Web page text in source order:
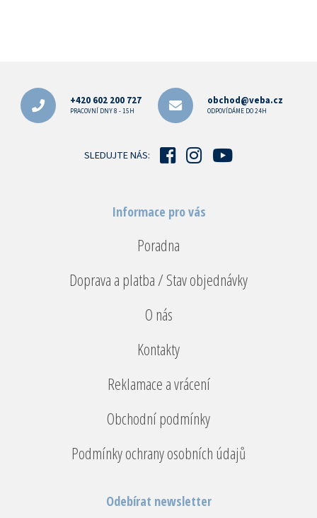
+420 602 200 727
PRACOVNÍ DNY 8 - 15H
obchod@veba.cz
ODPOVÍDÁME DO 24H
SLEDUJTE NÁS:
Informace pro vás
Poradna
Doprava a platba / Stav objednávky
O nás
Kontakty
Reklamace a vrácení
Obchodní podmínky
Podmínky ochrany osobních údajů
Odebírat newsletter